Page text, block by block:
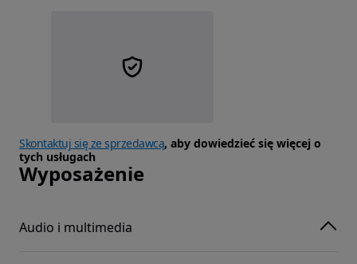
Skontaktuj się ze sprzedawcą, aby dowiedzieć się więcej o
tych usługach
Wyposażenie
Audio i multimedia